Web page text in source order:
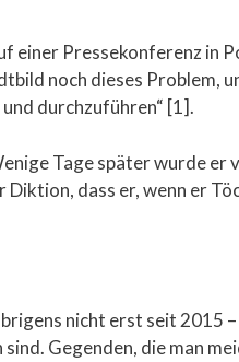
Pressekonferenz in
noch dieses Problem,
durchzuführen“ [1].
Tage später wurde
dass er, wenn er
nicht erst seit
Gegenden, die man